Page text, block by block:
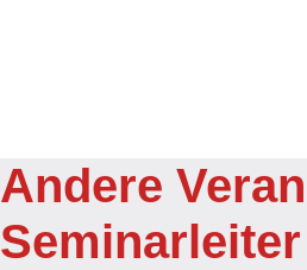
Andere
Seminarleiter